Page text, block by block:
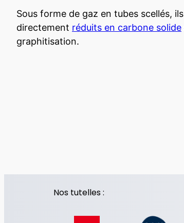
Sous forme de gaz en tubes scellés,
directement réduits en carbone solide
graphitisation.
Nos tutelles :